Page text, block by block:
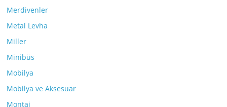
Merdivenler
Metal Levha
Miller
Minibüs
Mobilya
Mobilya ve Aksesuar
Montaj